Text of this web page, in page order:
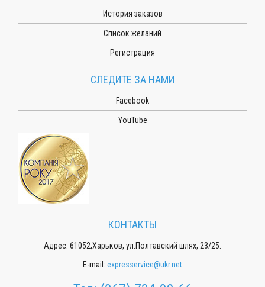
История заказов
Список желаний
Регистрация
СЛЕДИТЕ ЗА НАМИ
Facebook
YouTube
КОНТАКТЫ
Адрес: 61052,Харьков, ул.Полтавский шлях, 23/25.
E-mail: expresservice@ukr.net